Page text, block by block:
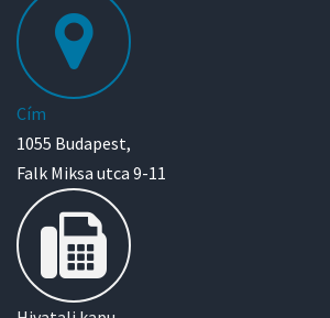
Cím
1055 Budapest,
Falk Miksa utca 9-11